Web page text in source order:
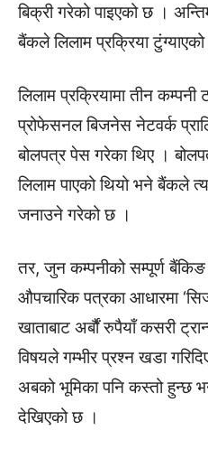
बिक्री गरेको पाइएको छ ।
बैंकले लिलाम प्रक्रिया टुंग्याएको
लिलाम प्रक्रियामा तीन कम्पनी
प्रोफेसनल बिजनेस नेटवर्क
बोलपत्र पेस गरेका थिए ।
लिलाम पाएको थियो भने बैंकले
जनाउने गरेको छ ।
तर, जुन कम्पनीको सम्पूर्ण बैंकिङ
औपचारिक पत्रका आधारमा
खाताबाट अर्बौं रुपैयाँ कसरी
विषयले गम्भीर प्रश्न खडा
अबको भूमिका पनि कस्तो हुन्छ
देखिएको छ ।